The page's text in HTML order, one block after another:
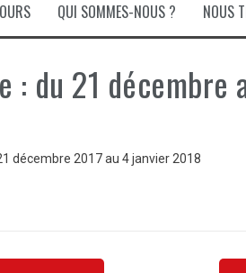
QUI SOMMES-NOUS ? NOUS
: du 21
décembre 2017 au 4 janvier 2018